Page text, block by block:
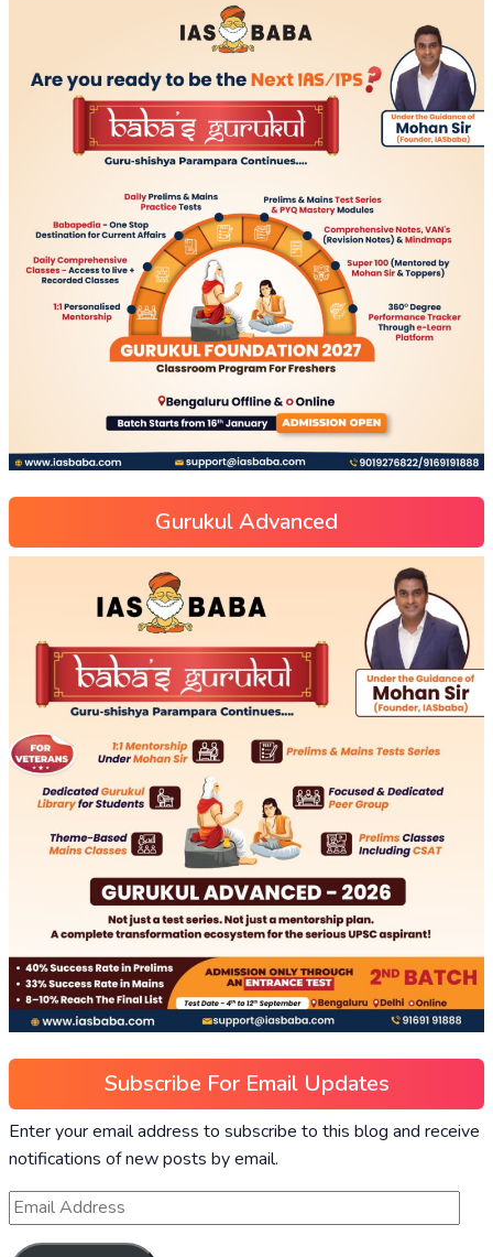
Gurukul Advanced
Subscribe For Email Updates
Enter your email address to subscribe to this blog and receive
notifications of new posts by email.